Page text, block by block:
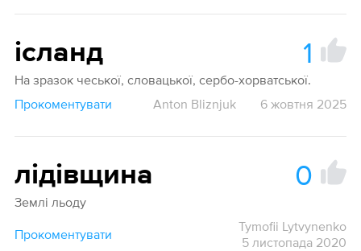
ісланд 1
На зразок чеської, словацької, сербо-хорватської.
Прокоментувати
Anton Bliznjuk 6 жовтня 2025
лідівщина 0
Землі льоду
Прокоментувати
Tymofii Lytvynenko
5 листопада 2020